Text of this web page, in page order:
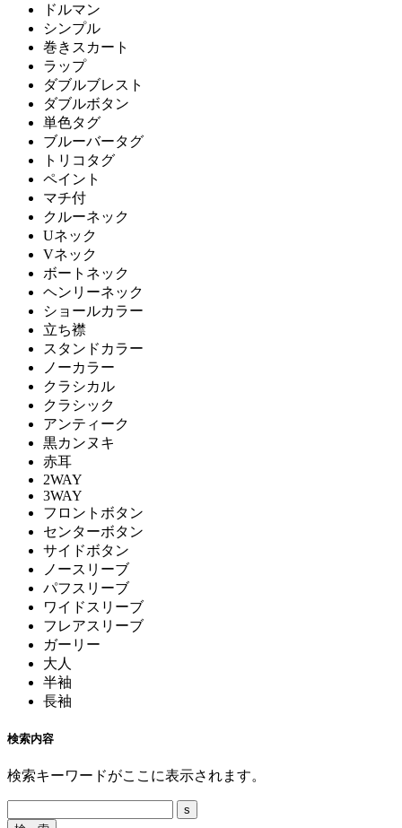
ドルマン
シンプル
巻きスカート
ラップ
ダブルブレスト
ダブルボタン
単色タグ
ブルーバータグ
トリコタグ
ペイント
マチ付
クルーネック
Uネック
Vネック
ボートネック
ヘンリーネック
ショールカラー
立ち襟
スタンドカラー
ノーカラー
クラシカル
クラシック
アンティーク
黒カンヌキ
赤耳
2WAY
3WAY
フロントボタン
センターボタン
サイドボタン
ノースリーブ
パフスリーブ
ワイドスリーブ
フレアスリーブ
ガーリー
大人
半袖
長袖
検索内容
検索キーワードがここに表示されます。